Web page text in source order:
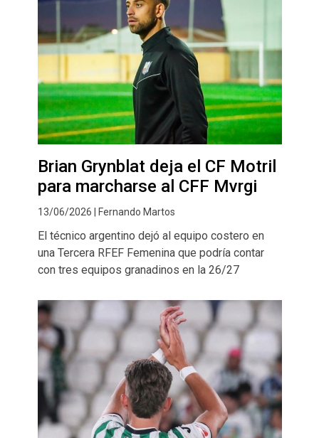
Brian Grynblat deja el CF Motril
para marcharse al CFF Mvrgi
13/06/2026 | Fernando Martos
El técnico argentino dejó al equipo costero en
una Tercera RFEF Femenina que podría contar
con tres equipos granadinos en la 26/27